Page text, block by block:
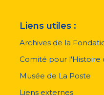
Liens utiles :
Archives de la
Comité pour l'Histoire
Musée de La Poste
Liens externes